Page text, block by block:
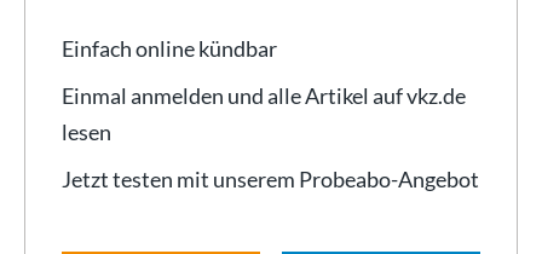
Einfach online kündbar
Einmal anmelden und alle Artikel auf vkz.de
lesen
Jetzt testen mit unserem Probeabo-Angebot